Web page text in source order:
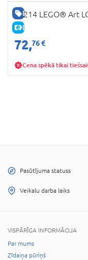
LABA CENA
E-CENA
31214 LEGO® Art
72,76 €
Cena spēkā tikai
Pasūtījuma statuss
Veikalu darba laiks
VISPĀRĪGA INFORMĀCIJA
Par mums
Zīdaiņa pūriņš